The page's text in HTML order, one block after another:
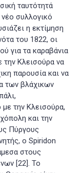
ταυτότητά
συλλογικό
η εκτίμηση
του 1822, οι
για τα καραβάνια
την Κλεισούρα να
παρουσία και να
των βλάχικων
την Κλεισούρα,
και την
Πύργους
ο Spiridon
στους
[22]. Το